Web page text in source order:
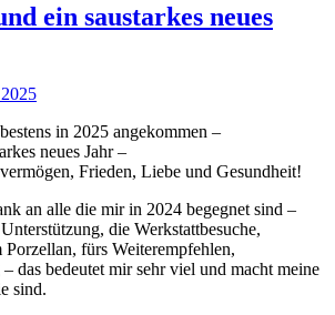
ein saustarkes neues
in 2025 angekommen –
neues Jahr –
Frieden, Liebe und Gesundheit!
an alle die mir in 2024 begegnet sind –
die Werkstattbesuche,
Porzellan, fürs Weiterempfehlen,
das bedeutet mir sehr viel und macht meine
sind.